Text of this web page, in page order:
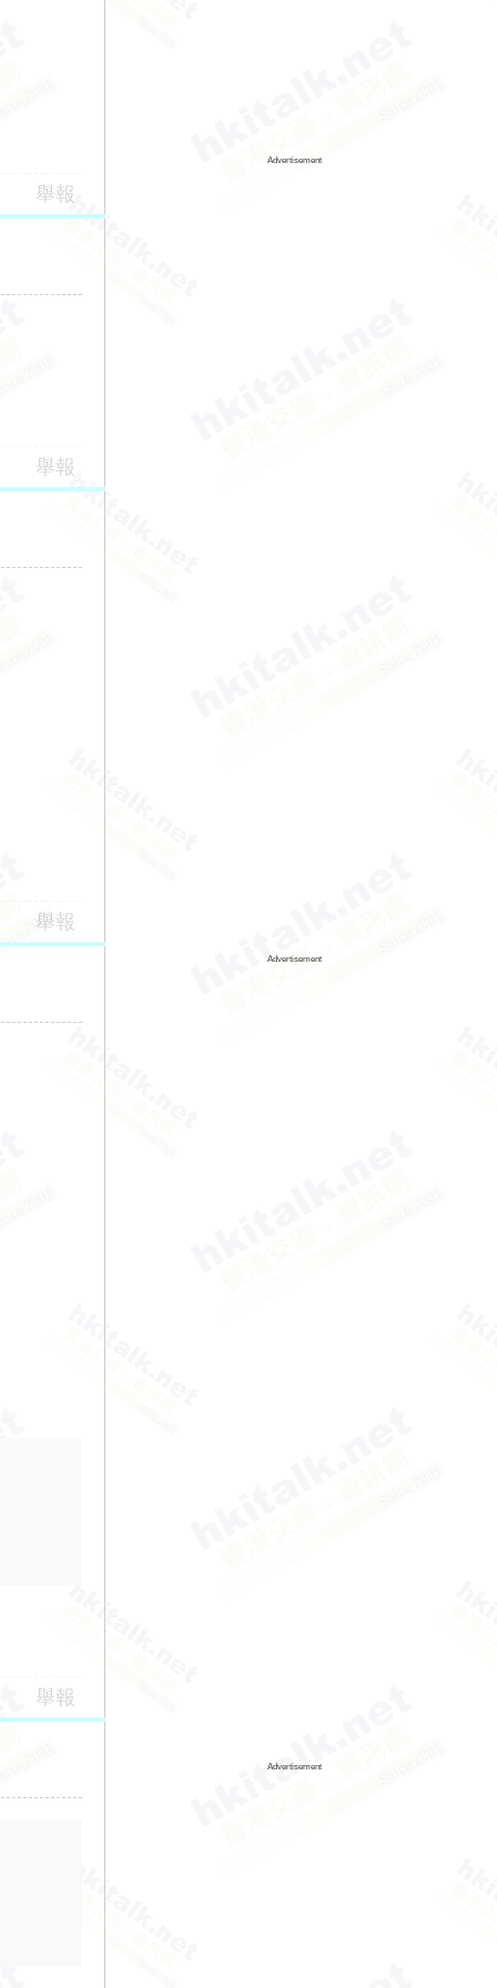
舉報
舉報
舉報
舉報
Advertisement
Advertisement
Advertisement